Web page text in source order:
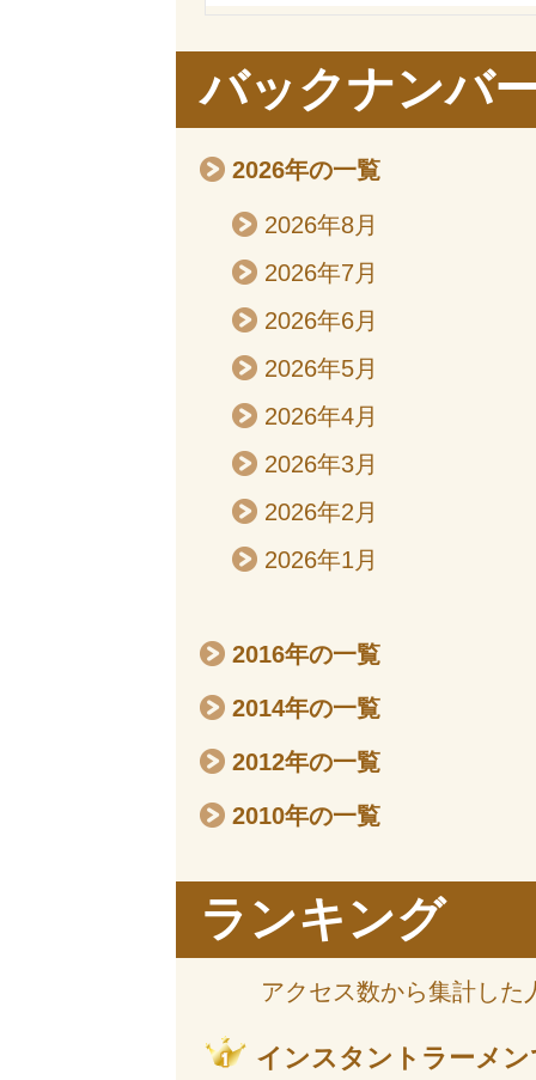
バックナンバ
2026年の一覧
2026年8月
2026年7月
2026年6月
2026年5月
2026年4月
2026年3月
2026年2月
2026年1月
2016年の一覧
2014年の一覧
2012年の一覧
2010年の一覧
ランキング
アクセス数から集計した
インスタントラーメ